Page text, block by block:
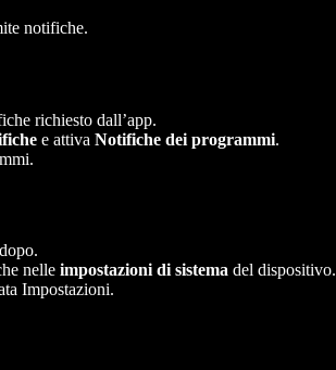
notifiche.
richiesto dall’app.
e attiva Notifiche dei programmi.
nelle impostazioni di sistema del dispositivo.
Impostazioni.